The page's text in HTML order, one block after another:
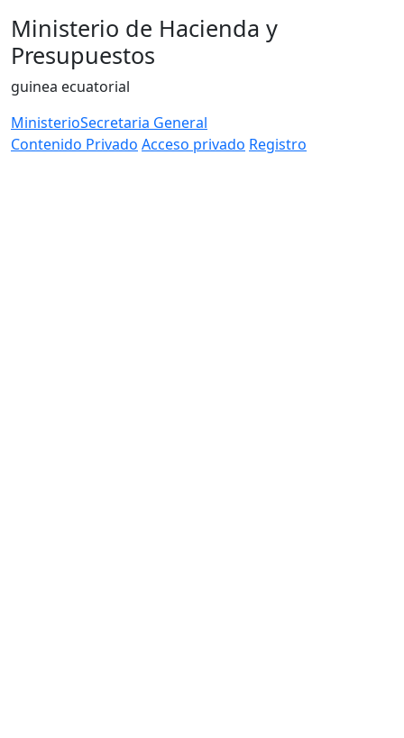
Ministerio de Hacienda y
Presupuestos
guinea ecuatorial
MinisterioSecretaria General
Contenido Privado Acceso privado Registro